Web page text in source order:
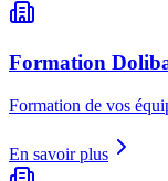
Formation
Formation de vos
En savoir plus